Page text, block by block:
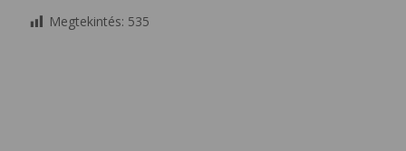
Megtekintés: 535